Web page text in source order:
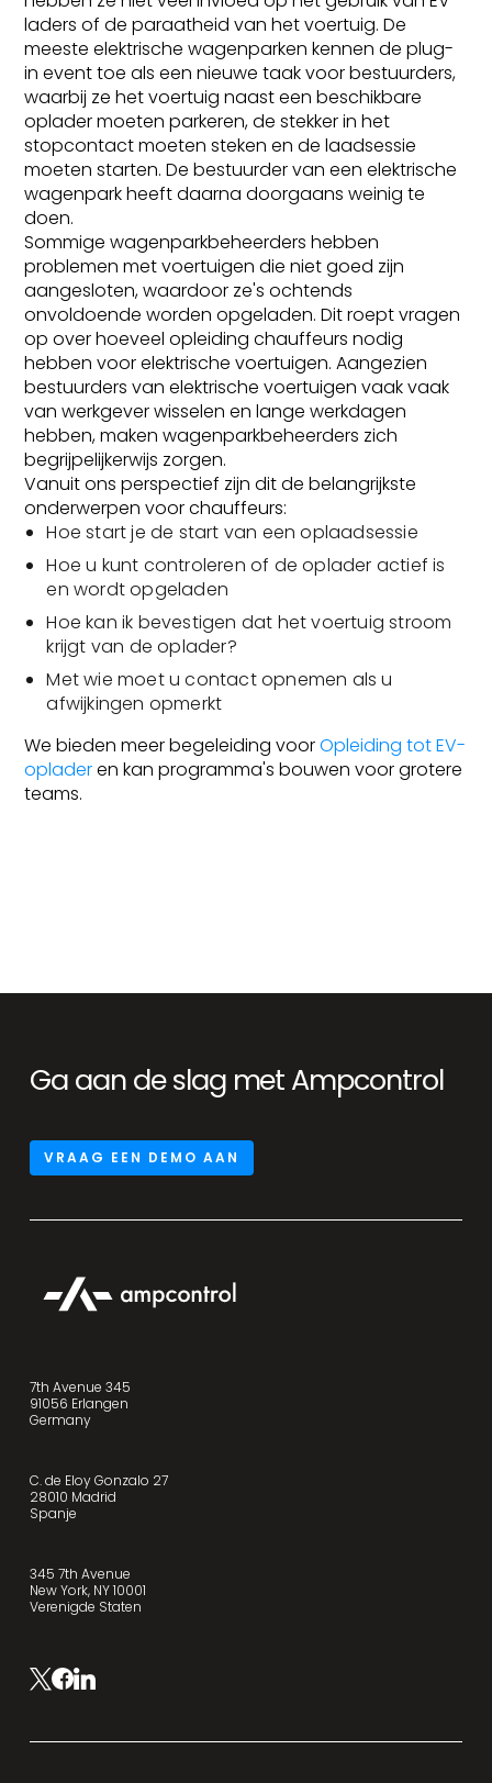
laders of de paraatheid van het voertuig. De
meeste elektrische wagenparken kennen de plug-
in event toe als een nieuwe taak voor bestuurders,
waarbij ze het voertuig naast een beschikbare
oplader moeten parkeren, de stekker in het
stopcontact moeten steken en de laadsessie
moeten starten. De bestuurder van een elektrische
wagenpark heeft daarna doorgaans weinig te
doen.
Sommige wagenparkbeheerders hebben
problemen met voertuigen die niet goed zijn
aangesloten, waardoor ze's ochtends
onvoldoende worden opgeladen. Dit roept vragen
op over hoeveel opleiding chauffeurs nodig
hebben voor elektrische voertuigen. Aangezien
bestuurders van elektrische voertuigen vaak vaak
van werkgever wisselen en lange werkdagen
hebben, maken wagenparkbeheerders zich
begrijpelijkerwijs zorgen.
Vanuit ons perspectief zijn dit de belangrijkste
onderwerpen voor chauffeurs:
Hoe start je de start van een oplaadsessie
Hoe u kunt controleren of de oplader actief is
en wordt opgeladen
Hoe kan ik bevestigen dat het voertuig stroom
krijgt van de oplader?
Met wie moet u contact opnemen als u
afwijkingen opmerkt
We bieden meer begeleiding voorOpleiding tot EV-
opladeren kan programma's bouwen voor grotere
teams.
Ga aan de slag met Ampcontrol
VRAAG EEN DEMO AAN
7th Avenue 345
91056 Erlangen
Germany
C. de Eloy Gonzalo 27
28010 Madrid
Spanje
345 7th Avenue
New York, NY 10001
Verenigde Staten